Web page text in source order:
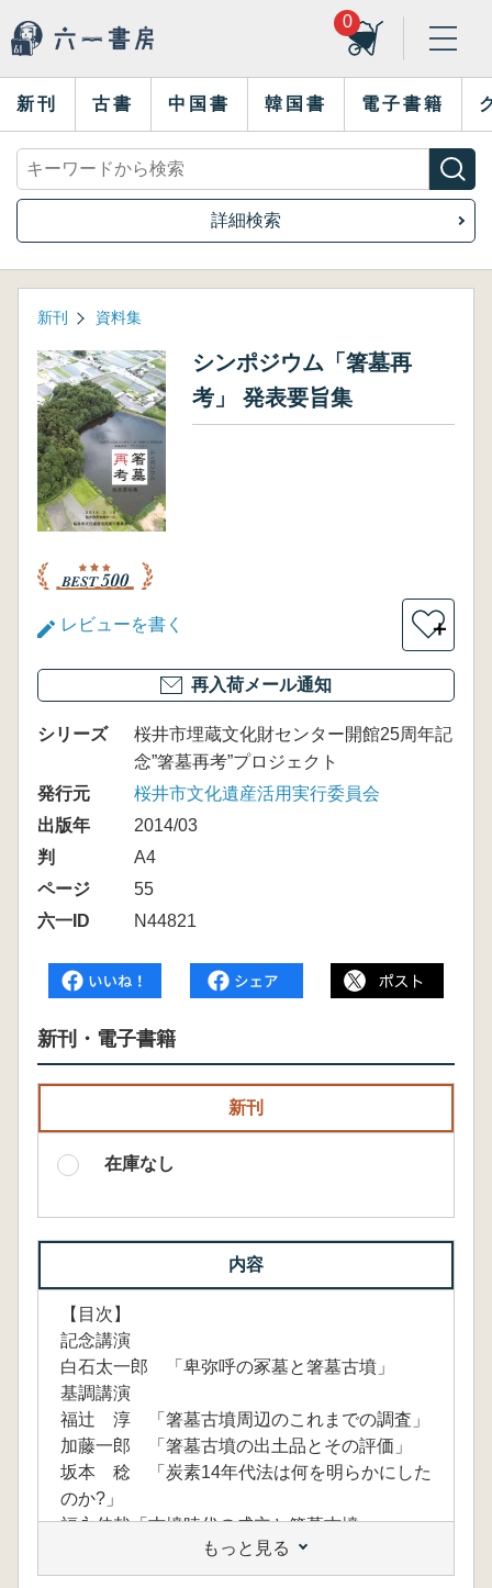
0
新刊 古書 中国書 韓国書 電子書籍
詳細検索
新刊 資料集
シンポジウム「箸墓再
考」 発表要旨集
レビューを書く ＋
再入荷メール通知
シリーズ
桜井市埋蔵文化財センター開館25周年記
念”箸墓再考”プロジェクト
発行元
桜井市文化遺産活用実行委員会
出版年
2014/03
判
A4
ページ
55
六一ID
N44821
新刊・電子書籍
新刊
在庫なし
内容
【目次】
記念講演
白石太一郎 「卑弥呼の冢墓と箸墓古墳」
基調講演
福辻 淳 「箸墓古墳周辺のこれまでの調査」
加藤一郎 「箸墓古墳の出土品とその評価」
坂本 稔 「炭素14年代法は何を明らかにした
のか?」
福永伸哉「古墳時代の成立と箸墓古墳」
寺澤 薫「『定形型』か『纒向型』か-前方後
円墳の創成-」
もっと見る